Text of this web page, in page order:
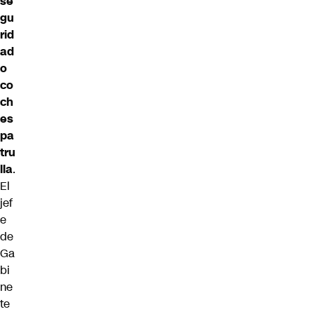
gu
rid
ad
o
co
ch
es
pa
tru
lla.
El
jef
e
de
Ga
bi
ne
te